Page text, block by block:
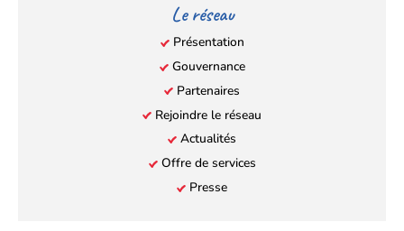
Le réseau
Présentation
Gouvernance
Partenaires
Rejoindre le réseau
Actualités
Offre de services
Presse